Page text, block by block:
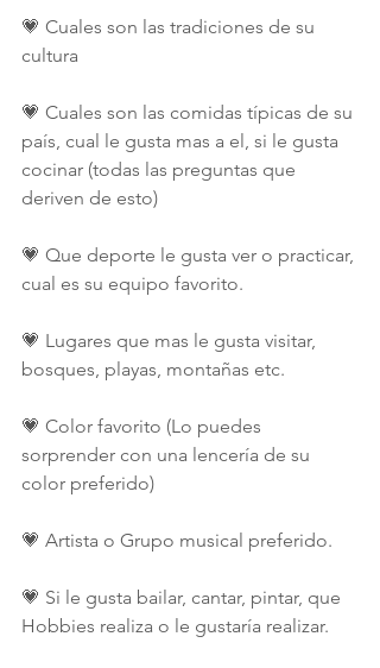
💗 Cuales son las tradiciones de su
cultura
💗 Cuales son las comidas típicas de su
país, cual le gusta mas a el, si le gusta
cocinar (todas las preguntas que
deriven de esto)
💗 Que deporte le gusta ver o practicar,
cual es su equipo favorito.
💗 Lugares que mas le gusta visitar,
bosques, playas, montañas etc.
💗 Color favorito (Lo puedes
sorprender con una lencería de su
color preferido)
💗 Artista o Grupo musical preferido.
💗 Si le gusta bailar, cantar, pintar, que
Hobbies realiza o le gustaría realizar.